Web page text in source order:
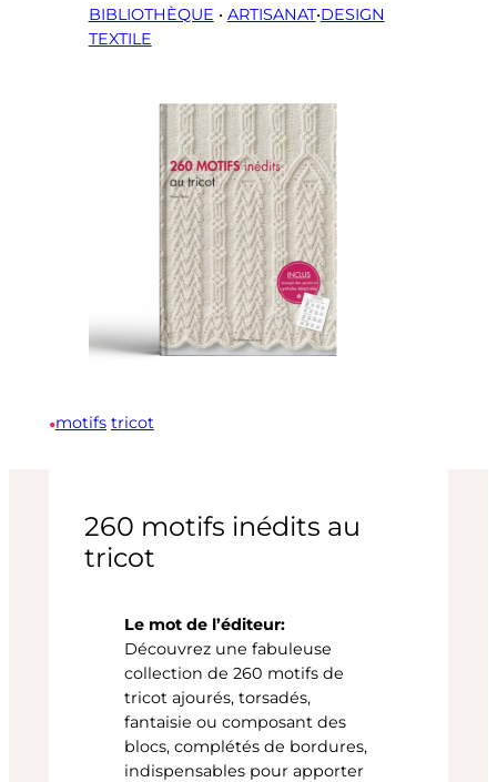
BIBLIOTHÈQUE • ARTISANAT•DESIGN
TEXTILE
•motifs tricot
260 motifs inédits au
tricot
Le mot de l’éditeur:
Découvrez une fabuleuse
collection de 260 motifs de
tricot ajourés, torsadés,
fantaisie ou composant des
blocs, complétés de bordures,
indispensables pour apporter